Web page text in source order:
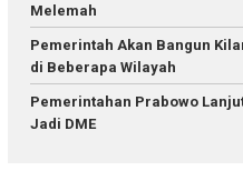
Melemah
Pemerintah Akan Bangun
di Beberapa Wilayah
Pemerintahan Prabowo
Jadi DME